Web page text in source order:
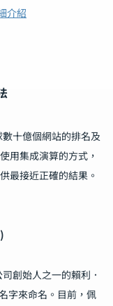
介紹
十億個網站的排名及
用集成演算的方式，
最接近正確的結果。
創始人之一的賴利．
字來命名。目前，佩